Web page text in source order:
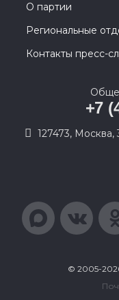
О партии
Региональные
Контакты пресс-
+7
127473, Москва,
© 2005-